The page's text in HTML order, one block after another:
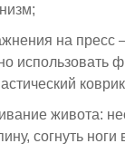
на пресс
использовать
живота:
согнуть ноги